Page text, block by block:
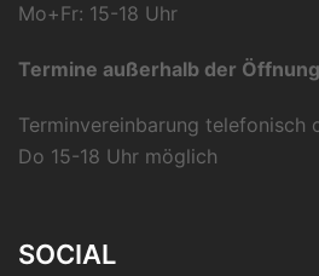
Mo+Fr: 15-18 Uhr
Termine außerhalb der
Terminvereinbarung telefonisch
Do 15-18 Uhr möglich
SOCIAL